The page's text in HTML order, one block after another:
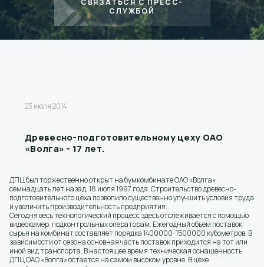
СВЯЗАТЬСЯ С ПРЕСС-
СЛУЖБОЙ
23 июля 2014
Древесно-подготовительному цеху ОАО
«Волга» - 17 лет.
ДПЦ был торжественно открыт на бумкомбинате ОАО «Волга»
семнадцать лет назад, 18 июля 1997 года. Строительство древесно-
подготовительного цеха позволило существенно улучшить условия труда
и увеличить производительность предприятия.
Сегодня весь технологический процесс здесь отслеживается с помощью
видеокамер, подконтрольных операторам. Ежегодный объем поставок
сырья на комбинат составляет порядка 1400000-1500000 кубометров. В
зависимости от сезона основная часть поставок приходится на тот или
иной вид транспорта. В настоящее время техническая оснащенность
ДПЦ ОАО «Волга» остается на самом высоком уровне. В цехе